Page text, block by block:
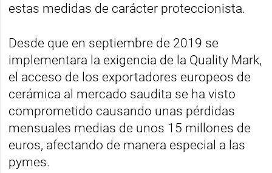
estas medidas de carácter proteccionista.
Desde que en septiembre de 2019 se
implementara la exigencia de la Quality Mark,
el acceso de los exportadores europeos de
cerámica al mercado saudita se ha visto
comprometido causando unas pérdidas
mensuales medias de unos 15 millones de
euros, afectando de manera especial a las
pymes.